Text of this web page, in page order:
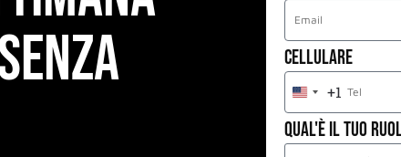
Cellulare
+1
Qual'è il tuo